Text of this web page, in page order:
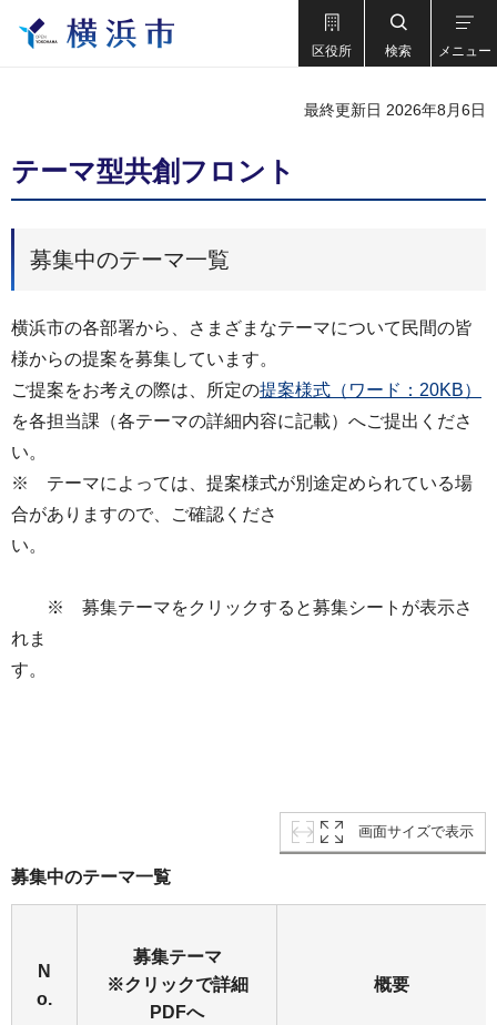
区役所 検索 メニュー
最終更新日 2026年8月6日
テーマ型共創フロント
募集中のテーマ一覧
横浜市の各部署から、さまざまなテーマについて民間の皆
様からの提案を募集しています。
ご提案をお考えの際は、所定の提案様式（ワード：20KB）
を各担当課（各テーマの詳細内容に記載）へご提出くださ
い。
※ テーマによっては、提案様式が別途定められている場
合がありますので、ご確認くださ
い。
※ 募集テーマをクリックすると募集シートが表示さ
れま
す。
画面サイズで表示
募集中のテーマ一覧
N
o.
募集テーマ
※クリックで詳細
PDFへ
概要